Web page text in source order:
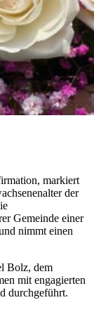
markiert
der
Gemeinde einer
nimmt einen
Bolz, dem
mit engagierten
durchgeführt.